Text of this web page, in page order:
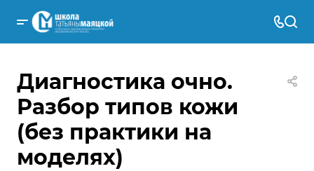
Диагностика очно.
Разбор типов кожи
(без практики на
моделях)